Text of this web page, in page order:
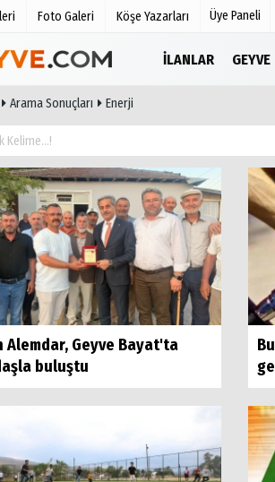
Foto Galeri Köşe Yazarları Üye Paneli
İLANLAR GEYVE
Anketler
Arama Sonuçları Enerji
Alemdar, Geyve Bayat'ta
buluştu